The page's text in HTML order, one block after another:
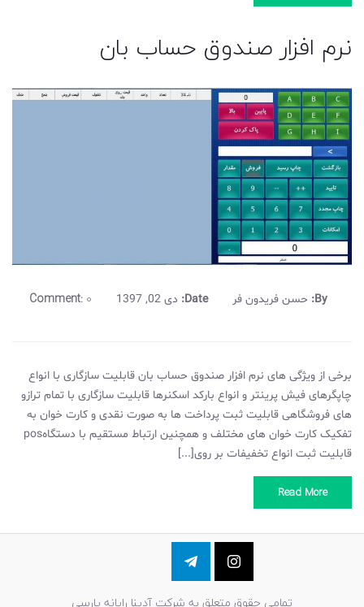
نرم افزار صندوق حساب بان
By: حسن فریدون فر Date: دی 02, 1397 Comment: 0
برخی از ویژگی های نرم افزار صندوق حساب بان قابلیت سازگاری با انواع
چاپگرهای فیش پرینتر و انواع بارکد اسکنرها قابلیت سازگاری با تمام ترازو
های فروشگاهی قابلیت ثبت پرداخت ها به صورت نقدی و کارت خوان به
تفکیک کارت خوان های مختلف و همچنین ارتباط مستقیم با دستگاهpos
قابلیت ثبت انواع تخفیفات بر روی[...]
Read More
تمامی حقوق متعلق به شرکت آدینا رایانه پارسی